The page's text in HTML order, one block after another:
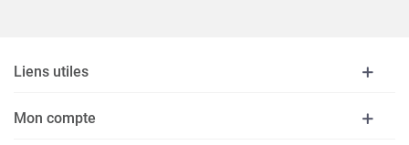
Liens utiles
Mon compte